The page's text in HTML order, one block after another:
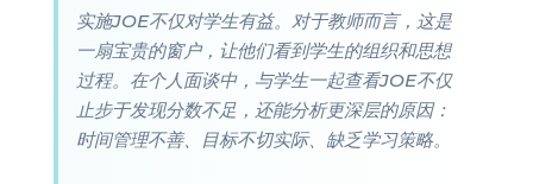
实施JOE不仅对学生有益。对于教师而言，这是
一扇宝贵的窗户，让他们看到学生的组织和思想
过程。在个人面谈中，与学生一起查看JOE不仅
止步于发现分数不足，还能分析更深层的原因：
时间管理不善、目标不切实际、缺乏学习策略。